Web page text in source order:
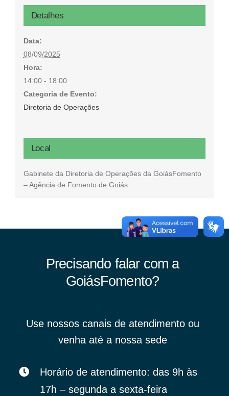
Detalhes
Data:
08/09/2025
Hora:
14:00 - 18:00
Categoria de Evento:
Diretoria de Operações
Local
Gabinete da Diretoria de Operações da GoiásFomento
– Agência de Fomento de Goiás.
Precisando falar com a
GoiásFomento?
Use nossos canais de atendimento ou
venha até a nossa sede
Horário de atendimento: das 9h às
17h – segunda a sexta-feira